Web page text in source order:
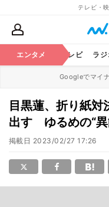
テレビ・
エンタメ
芸能 テレビ ラジ
Googleでマイ
目黒蓮、折り紙対
出す ゆるめの“異
掲載日 2023/02/27 17:26